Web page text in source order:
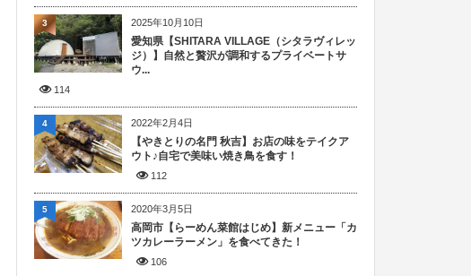
2025年10月10日
愛知県【SHITARA VILLAGE（シタラヴィレッ
ジ）】自然と贅沢が調和するプライベートサ
ウ...
114
3
2022年2月4日
【やきとりの名門 秋吉】お店の味をテイクア
ウト♪自宅で美味い焼き鳥を食す！
112
4
2020年3月5日
高岡市【らーめん菜館はじめ】新メニュー「カ
ツカレーラーメン」を食べてきた！
106
5